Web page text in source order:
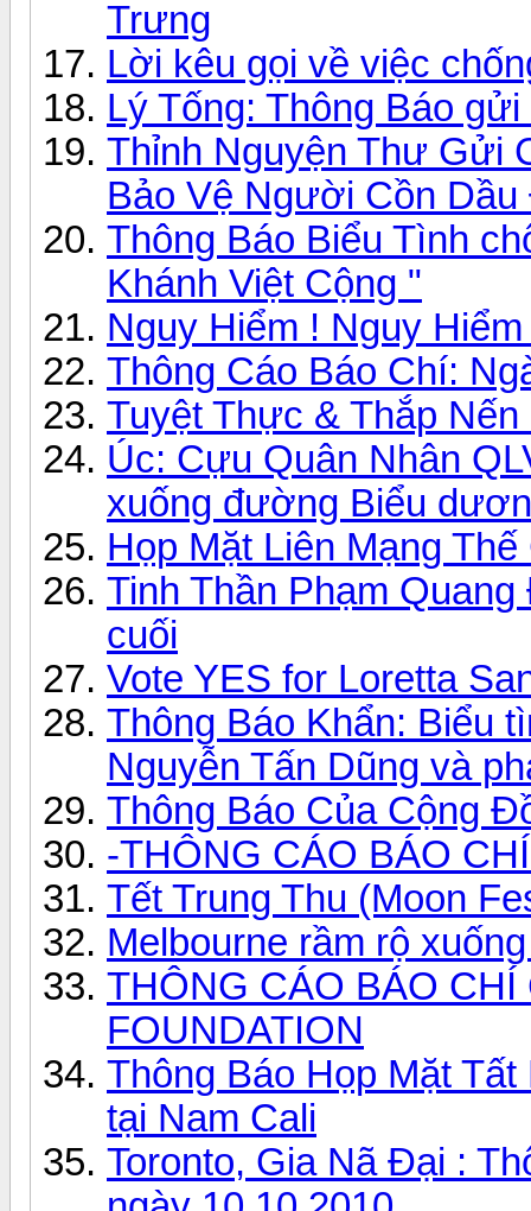
Trưng
Lời kêu gọi về việc
Lý Tống: Thông Báo
Thỉnh Nguyện Thư Gửi
Bảo Vệ Người Cồn
Thông Báo Biểu Tình
Khánh Việt Cộng "
Nguy Hiểm ! Nguy
Thông Cáo Báo Chí:
Tuyệt Thực & Thắp
Úc: Cựu Quân Nhân
xuống đường Biểu
Họp Mặt Liên Mạng
Tinh Thần Phạm
cuối
Vote YES for Loretta
Thông Báo Khẩn: Biểu
Nguyễn Tấn Dũng và
Thông Báo Của Cộng
-THÔNG CÁO BÁO
Tết Trung Thu (Moon
Melbourne rầm rộ
THÔNG CÁO BÁO
FOUNDATION
Thông Báo Họp Mặt
tại Nam Cali
Toronto, Gia Nã Đại :